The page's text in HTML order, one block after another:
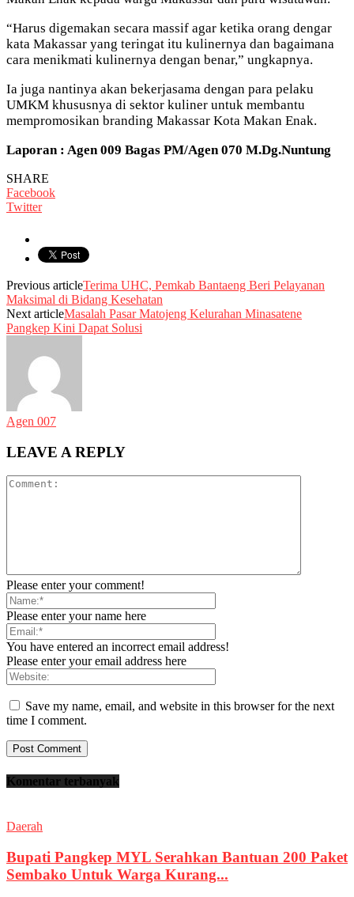
“Harus digemakan secara massif agar ketika orang dengar
kata Makassar yang teringat itu kulinernya dan bagaimana
cara menikmati kulinernya dengan benar,” ungkapnya.
Ia juga nantinya akan bekerjasama dengan para pelaku
UMKM khususnya di sektor kuliner untuk membantu
mempromosikan branding Makassar Kota Makan Enak.
Laporan : Agen 009 Bagas PM/Agen 070 M.Dg.Nuntung
SHARE
Facebook
Twitter
Previous articleTerima UHC, Pemkab Bantaeng Beri Pelayanan
Maksimal di Bidang Kesehatan
Next articleMasalah Pasar Matojeng Kelurahan Minasatene
Pangkep Kini Dapat Solusi
Agen 007
LEAVE A REPLY
Please enter your comment!
Please enter your name here
You have entered an incorrect email address!
Please enter your email address here
Save my name, email, and website in this browser for the next
time I comment.
Komentar terbanyak
Daerah
Bupati Pangkep MYL Serahkan Bantuan 200 Paket
Sembako Untuk Warga Kurang...